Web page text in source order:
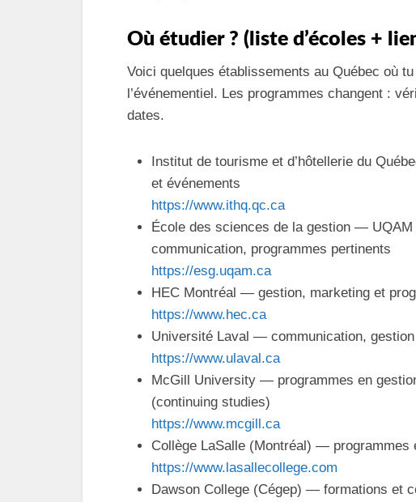
Où étudier ? (liste d’écoles +
Voici quelques établissements au Québec où
l’événementiel. Les programmes changent :
dates.
Institut de tourisme et d’hôtellerie du
et événements
https://www.ithq.qc.ca
École des sciences de la gestion —
communication, programmes pertinents
https://esg.uqam.ca
HEC Montréal — gestion, marketing et
https://www.hec.ca
Université Laval — communication,
https://www.ulaval.ca
McGill University — programmes en
(continuing studies)
https://www.mcgill.ca
Collège LaSalle (Montréal) — programmes
https://www.lasallecollege.com
Dawson College (Cégep) — formations et